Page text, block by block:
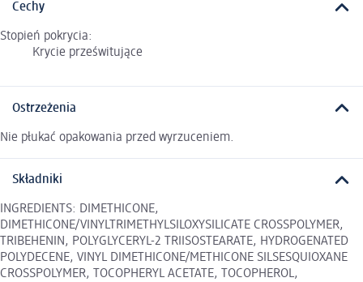
Cechy
Stopień pokrycia:
Krycie prześwitujące
Ostrzeżenia
Nie płukać opakowania przed wyrzuceniem.
Składniki
INGREDIENTS: DIMETHICONE,
DIMETHICONE/VINYLTRIMETHYLSILOXYSILICATE CROSSPOLYMER,
TRIBEHENIN, POLYGLYCERYL-2 TRIISOSTEARATE, HYDROGENATED
POLYDECENE, VINYL DIMETHICONE/METHICONE SILSESQUIOXANE
CROSSPOLYMER, TOCOPHERYL ACETATE, TOCOPHEROL,